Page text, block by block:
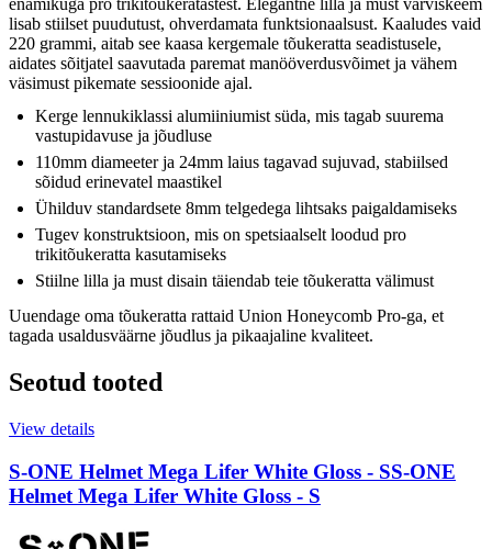
enamikuga pro trikitõukeratastest. Elegantne lilla ja must värviskeem
lisab stiilset puudutust, ohverdamata funktsionaalsust. Kaaludes vaid
220 grammi, aitab see kaasa kergemale tõukeratta seadistusele,
aidates sõitjatel saavutada paremat manööverdusvõimet ja vähem
väsimust pikemate sessioonide ajal.
Kerge lennukiklassi alumiiniumist süda, mis tagab suurema
vastupidavuse ja jõudluse
110mm diameeter ja 24mm laius tagavad sujuvad, stabiilsed
sõidud erinevatel maastikel
Ühilduv standardsete 8mm telgedega lihtsaks paigaldamiseks
Tugev konstruktsioon, mis on spetsiaalselt loodud pro
trikitõukeratta kasutamiseks
Stiilne lilla ja must disain täiendab teie tõukeratta välimust
Uuendage oma tõukeratta rattaid Union Honeycomb Pro-ga, et
tagada usaldusväärne jõudlus ja pikaajaline kvaliteet.
Seotud tooted
View details
S-ONE Helmet Mega Lifer White Gloss - SS-ONE
Helmet Mega Lifer White Gloss - S